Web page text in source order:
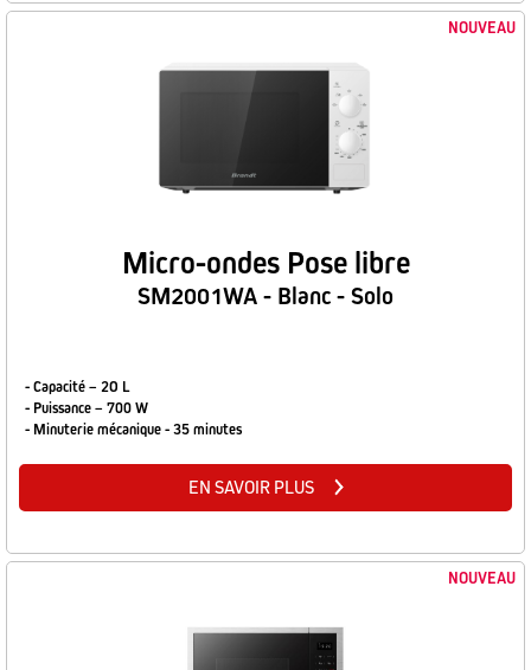
NOUVEAU
Micro-ondes Pose libre
SM2001WA - Blanc - Solo
- Capacité – 2O L
- Puissance – 700 W
- Minuterie mécanique - 35 minutes
EN SAVOIR PLUS
NOUVEAU